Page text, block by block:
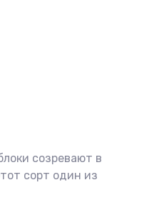
созревают в
сорт один из